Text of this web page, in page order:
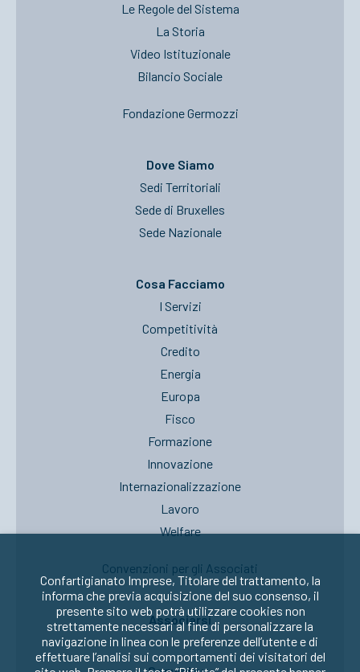
Le Regole del Sistema
La Storia
Video Istituzionale
Bilancio Sociale
Fondazione Germozzi
Dove Siamo
Sedi Territoriali
Sede di Bruxelles
Sede Nazionale
Cosa Facciamo
I Servizi
Competitività
Credito
Energia
Europa
Fisco
Formazione
Innovazione
Internazionalizzazione
Lavoro
Welfare
Convenzioni per gli Associati
Associarsi
Confartigianato Imprese, Titolare del trattamento, la
informa che previa acquisizione del suo consenso, il
presente sito web potrà utilizzare cookies non
strettamente necessari al fine di personalizzare la
navigazione in linea con le preferenze dell’utente e di
effettuare l’analisi sui comportamenti dei visitatori del